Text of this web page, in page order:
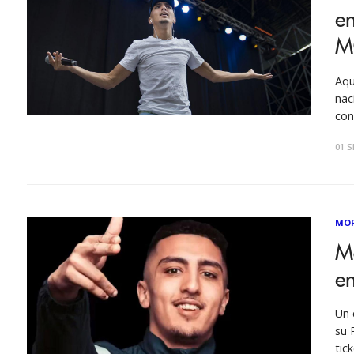
01
Un
su